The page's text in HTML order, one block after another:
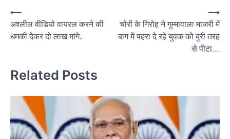
Post
navigation
⟵
अश्लील वीडियो वायरल करने की
धमकी देकर दो लाख मांगे..
चोरों के गिरोह ने गुम्मावाला माजरी में
बाग में पहरा दे रहे युवक को बुरी तरह
से पीटा….
⟶
Related Posts